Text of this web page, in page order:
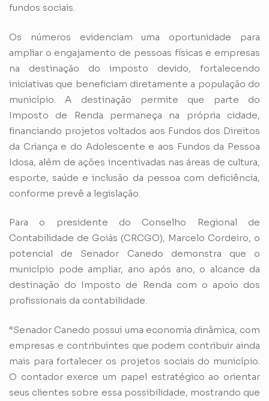
fundos sociais.
Os números evidenciam uma oportunidade para
ampliar o engajamento de pessoas físicas e empresas
na destinação do imposto devido, fortalecendo
iniciativas que beneficiam diretamente a população do
município. A destinação permite que parte do
Imposto de Renda permaneça na própria cidade,
financiando projetos voltados aos Fundos dos Direitos
da Criança e do Adolescente e aos Fundos da Pessoa
Idosa, além de ações incentivadas nas áreas de cultura,
esporte, saúde e inclusão da pessoa com deficiência,
conforme prevê a legislação.
Para o presidente do Conselho Regional de
Contabilidade de Goiás (CRCGO), Marcelo Cordeiro, o
potencial de Senador Canedo demonstra que o
município pode ampliar, ano após ano, o alcance da
destinação do Imposto de Renda com o apoio dos
profissionais da contabilidade.
“Senador Canedo possui uma economia dinâmica, com
empresas e contribuintes que podem contribuir ainda
mais para fortalecer os projetos sociais do município.
O contador exerce um papel estratégico ao orientar
seus clientes sobre essa possibilidade, mostrando que